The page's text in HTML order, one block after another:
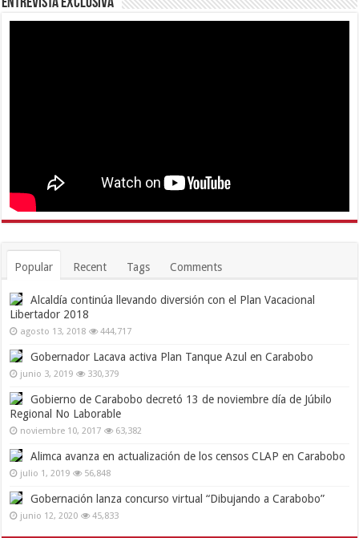
Entrevista Exclusiva
Popular Recent Tags Comments
Alcaldía continúa llevando diversión con el Plan Vacacional
Libertador 2018
agosto 13, 2018 444,717
Gobernador Lacava activa Plan Tanque Azul en Carabobo
junio 3, 2019 330,379
Gobierno de Carabobo decretó 13 de noviembre día de Júbilo
Regional No Laborable
noviembre 10, 2017 63,382
Alimca avanza en actualización de los censos CLAP en Carabobo
julio 1, 2019 56,848
Gobernación lanza concurso virtual “Dibujando a Carabobo”
junio 12, 2020 45,833